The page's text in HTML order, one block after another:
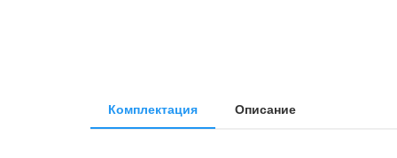
Комплектация Описание